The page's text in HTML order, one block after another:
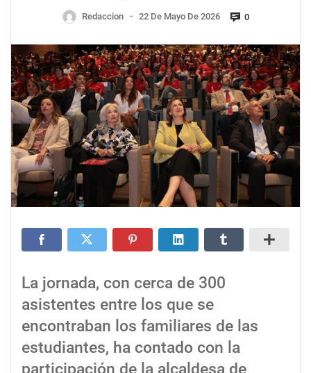
Redaccion — 22 De Mayo De 2026 0
La jornada, con cerca de 300
asistentes entre los que se
encontraban los familiares de las
estudiantes, ha contado con la